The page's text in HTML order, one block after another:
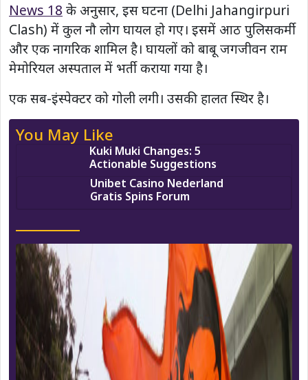
News 18 के अनुसार, इस घटना (Delhi Jahangirpuri
Clash) में कुल नौ लोग घायल हो गए। इसमें आठ पुलिसकर्मी
और एक नागरिक शामिल है। घायलों को बाबू जगजीवन राम
मेमोरियल अस्पताल में भर्ती कराया गया है।
एक सब-इंस्पेक्टर को गोली लगी। उसकी हालत स्थिर है।
You May Like
Kuki Muki Changes: 5
Actionable Suggestions
Unibet Casino Nederland
Gratis Spins Forum